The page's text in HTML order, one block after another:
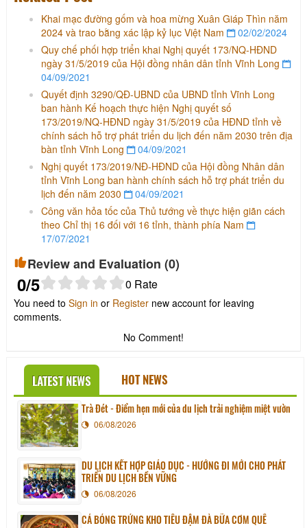
Khai mạc đường gốm và hoa mừng Xuân Giáp Thìn năm
2024 và trao bằng xác lập kỷ lục Việt Nam
02/02/2024
Quy chế phối hợp triển khai Nghị quyết 173/NQ-HĐND
ngày 31/5/2019 của Hội đồng nhân dân tỉnh Vĩnh Long
04/09/2021
Quyết định 3290/QĐ-UBND của UBND tỉnh Vĩnh Long
ban hành Kế hoạch thực hiện Nghị quyết số
173/2019/NQ-HĐND ngày 31/5/2019 của HĐND tỉnh về
chính sách hỗ trợ phát triển du lịch đến năm 2030 trên địa
bàn tỉnh Vĩnh Long
04/09/2021
Nghị quyết 173/2019/NĐ-HĐND của Hội đồng Nhân dân
tỉnh Vĩnh Long ban hành chính sách hỗ trợ phát triển du
lịch đến năm 2030
04/09/2021
Công văn hỏa tốc của Thủ tướng về thực hiện giãn cách
theo Chỉ thị 16 đối với 16 tỉnh, thành phía Nam
17/07/2021
Review and Evaluation (0)
0/5 0 Rate
You need to Sign in or Register new account for leaving
comments.
No Comment!
LATEST NEWS HOT NEWS
Trà Đét - Điểm hẹn mới của du lịch trải nghiệm miệt vườn
06/08/2026
DU LỊCH KẾT HỢP GIÁO DỤC - HƯỚNG ĐI MỚI CHO PHÁT
TRIỂN DU LỊCH BỀN VỮNG
06/08/2026
CÁ BÓNG TRỨNG KHO TIÊU ĐẬM ĐÀ BỮA CƠM QUÊ